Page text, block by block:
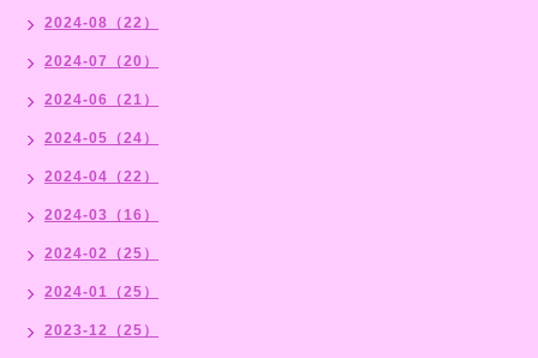
2024-08（22）
2024-07（20）
2024-06（21）
2024-05（24）
2024-04（22）
2024-03（16）
2024-02（25）
2024-01（25）
2023-12（25）